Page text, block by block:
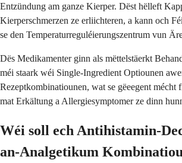
Entzündung am ganze Kierper. Dëst hëlleft
Kierperschmerzen ze erliichteren, a kann och
se den Temperaturreguléierungszentrum vun
Dës Medikamenter ginn als mëttelstäerkt
méi staark wéi Single-Ingredient Optiounen
Rezeptkombinatiounen, wat se gëeegent mécht
mat Erkältung a Allergiesymptomer ze dinn
Wéi soll ech Antihistamin-
an-Analgetikum